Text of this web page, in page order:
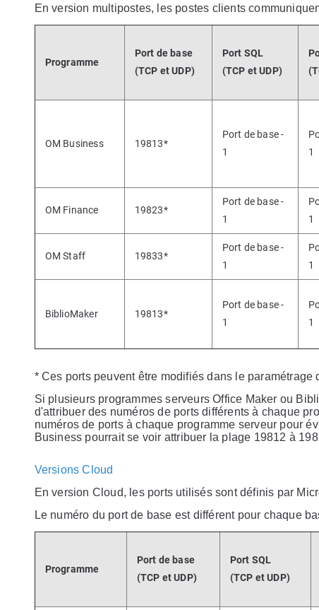
En version multipostes, les postes clients
Programme
Port de base
(TCP et UDP)
Port SQL
(TCP et UDP)
OM Business 19813*
Port de base -
1
1
OM Finance 19823*
Port de base -
1
1
OM Staff 19833*
Port de base -
1
1
BiblioMaker 19813*
Port de base -
1
1
* Ces ports peuvent être modifiés dans le
Si plusieurs programmes serveurs Office Maker ou
d'attribuer des numéros de ports différents à chaque
numéros de ports à chaque programme serveur pour
Business pourrait se voir attribuer la plage 19812 à
Versions Cloud
En version Cloud, les ports utilisés sont définis par
Le numéro du port de base est différent pour chaque
Programme
Port de base
(TCP et UDP)
Port SQL
(TCP et UDP)